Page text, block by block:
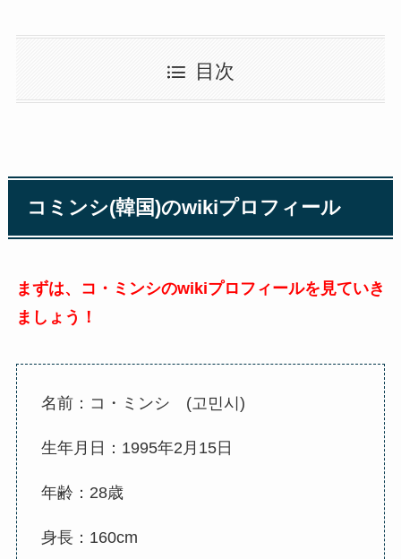
目次
コミンシ(韓国)のwikiプロフィール
まずは、コ・ミンシのwikiプロフィールを見ていき
ましょう！
名前：コ・ミンシ (고민시)
生年月日：1995年2月15日
年齢：28歳
身長：160cm